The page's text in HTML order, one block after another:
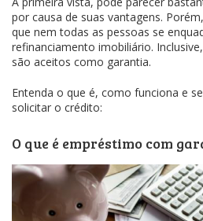
por causa de suas vantagens.
que nem todas as pessoas se
refinanciamento imobiliário.
são aceitos como garantia.
Entenda o que é, como funciona e
solicitar o crédito:
O que é empréstimo com